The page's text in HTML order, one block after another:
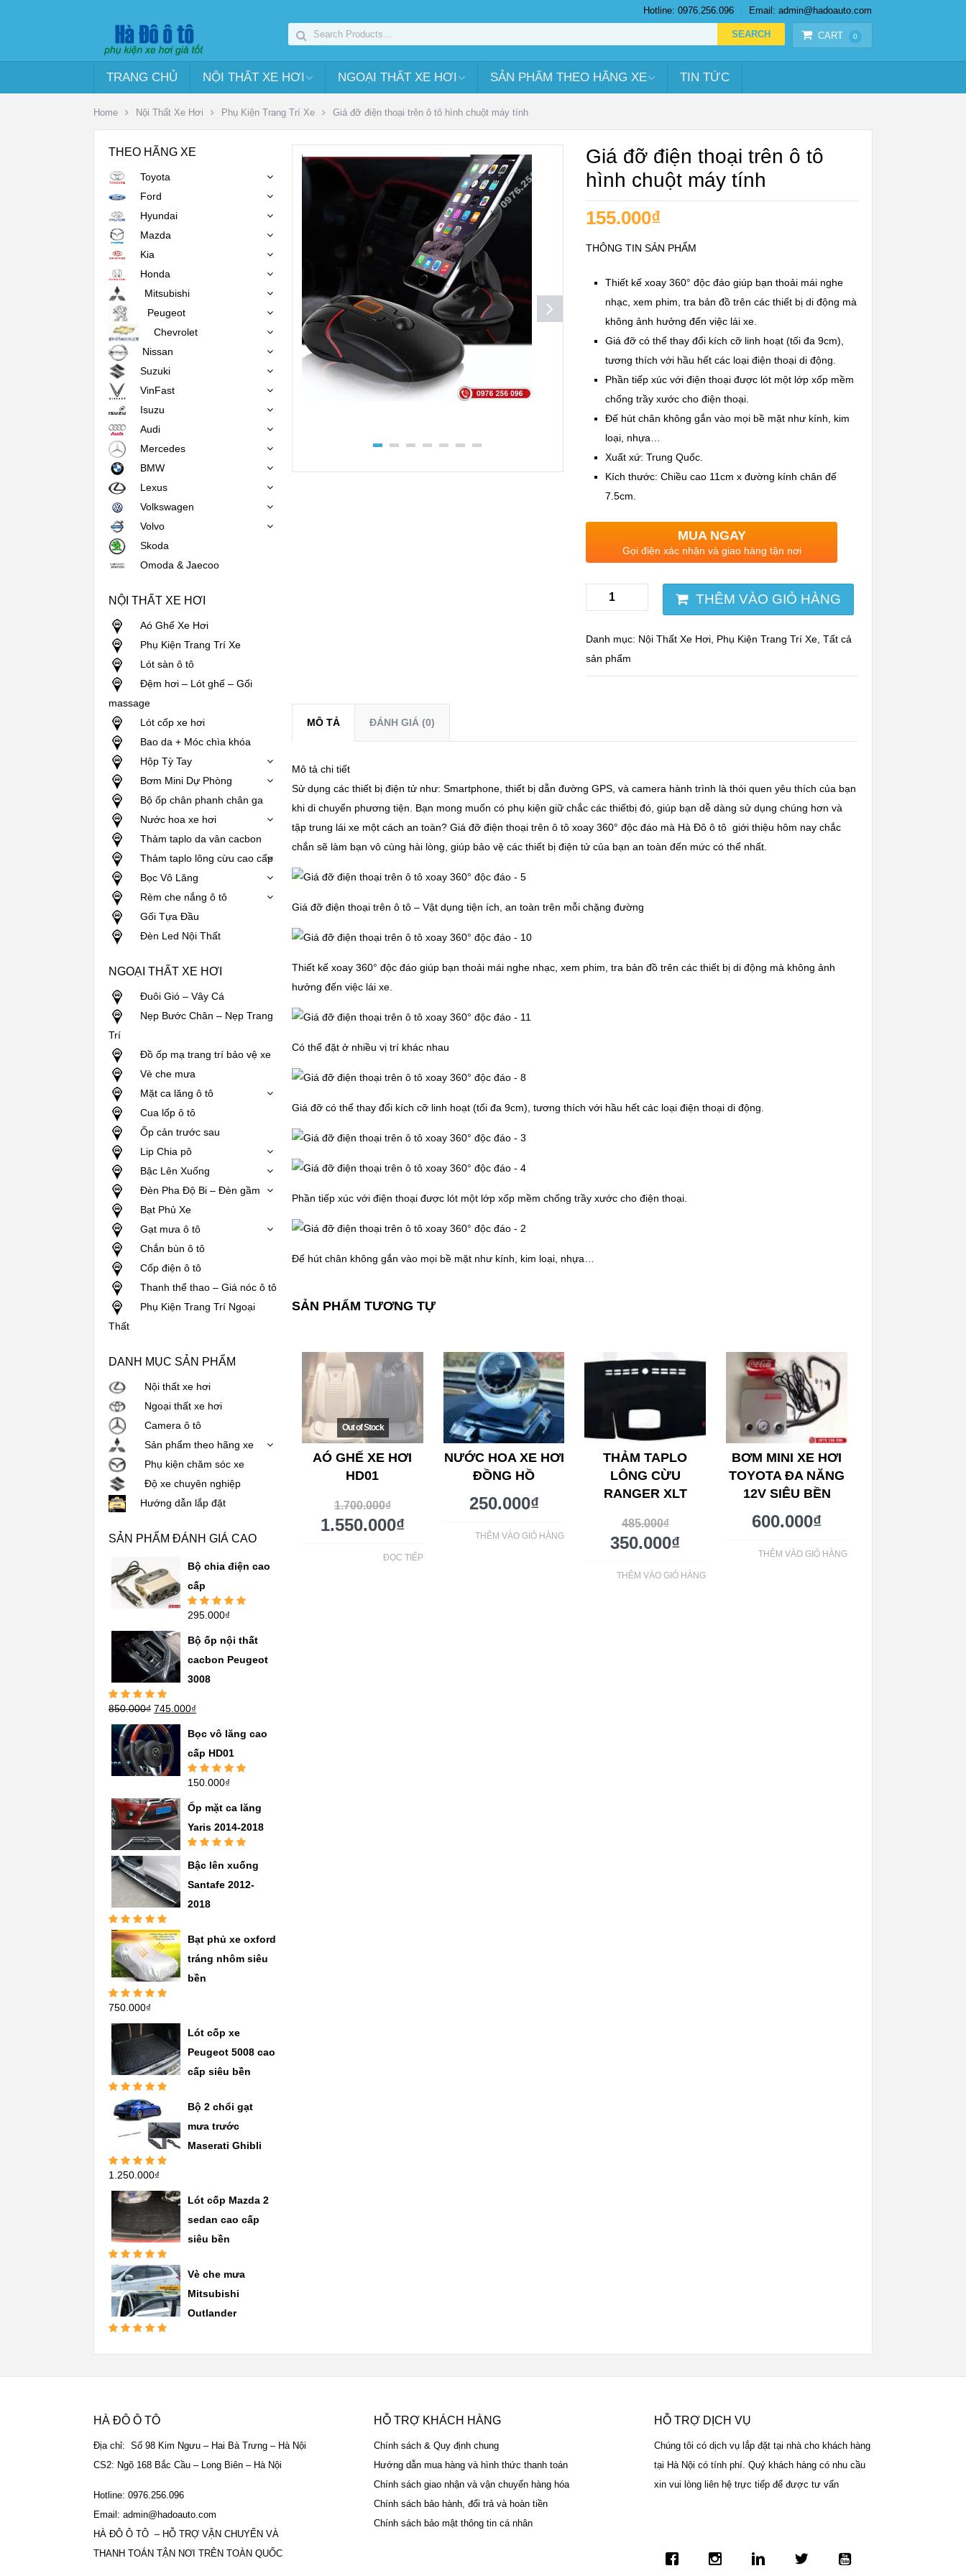
Hotline: 0976.256.096 Email: admin@hadoauto.com
CART 0
TRANG CHỦ NỘI THẤT XE HƠI NGOẠI THẤT XE HƠI SẢN PHẨM THEO HÃNG XE TIN TỨC
Home Nội Thất Xe Hơi Phụ Kiện Trang Trí Xe Giá đỡ điện thoại trên ô tô hình chuột máy tính
Giá đỡ điện thoại trên ô tô
hình chuột máy tính
155.000₫
THÔNG TIN SẢN PHẨM
Thiết kế xoay 360° độc đáo giúp bạn thoải mái nghe
nhạc, xem phim, tra bản đồ trên các thiết bị di động mà
không ảnh hưởng đến việc lái xe.
Giá đỡ có thể thay đổi kích cỡ linh hoạt (tối đa 9cm),
tương thích với hầu hết các loại điện thoại di động.
Phần tiếp xúc với điện thoại được lót một lớp xốp mềm
chống trầy xước cho điện thoại.
Đế hút chân không gắn vào mọi bề mặt như kính, kim
loại, nhựa…
Xuất xứ: Trung Quốc.
Kích thước: Chiều cao 11cm x đường kính chân đế
7.5cm.
MUA NGAY
Gọi điện xác nhận và giao hàng tận nơi
THÊM VÀO GIỎ HÀNG
Danh mục: Nội Thất Xe Hơi Phụ Kiện Trang Trí Xe ,Tất cả
sản phẩm
MÔ TẢ ĐÁNH GIÁ (0)
Mô tả chi tiết
Sử dụng các thiết bị điện tử như: Smartphone, thiết bị dẫn đường GPS, và camera hành trình là thói quen yêu thích của bạn
khi di chuyển phương tiện. Bạn mong muốn có phụ kiện giữ chắc các thiếtbị đó, giúp bạn dễ dàng sử dụng chúng hơn và
tập trung lái xe một cách an toàn? Giá đỡ điện thoại trên ô tô xoay 360° độc đáo mà Hà Đô ô tôgiới thiệu hôm nay chắc
chắn sẽ làm bạn vô cùng hài lòng, giúp bảo vệ các thiết bị điện tử của bạn an toàn đến mức có thể nhất.
Giá đỡ điện thoại trên ô tô – Vật dụng tiện ích, an toàn trên mỗi chặng đường
Thiết kế xoay 360° độc đáo giúp bạn thoải mái nghe nhạc, xem phim, tra bản đồ trên các thiết bị di động mà không ảnh
hưởng đến việc lái xe.
Có thể đặt ở nhiều vị trí khác nhau
Giá đỡ có thể thay đổi kích cỡ linh hoạt (tối đa 9cm), tương thích với hầu hết các loại điện thoại di động.
Phần tiếp xúc với điện thoại được lót một lớp xốp mềm chống trầy xước cho điện thoại.
Đế hút chân không gắn vào mọi bề mặt như kính, kim loại, nhựa…
SẢN PHẨM TƯƠNG TỰ
AÓ GHẾ XE HƠI
HD01
1.700.000₫
1.550.000₫
ĐỌC TIẾP
NƯỚC HOA XE HƠI
ĐỒNG HỒ
250.000₫
THÊM VÀO GIỎ HÀNG
THẢM TAPLO
LÔNG CỪU
RANGER XLT
485.000₫
350.000₫
THÊM VÀO GIỎ HÀNG
BƠM MINI XE HƠI
TOYOTA ĐA NĂNG
12V SIÊU BỀN
600.000₫
THÊM VÀO GIỎ HÀNG
THEO HÃNG XE
Toyota
Ford
Hyundai
Mazda
Kia
Honda
Mitsubishi
Peugeot
Chevrolet
Nissan
Suzuki
VinFast
Isuzu
Audi
Mercedes
BMW
Lexus
Volkswagen
Volvo
Skoda
Omoda & Jaecoo
NỘI THẤT XE HƠI
Aó Ghế Xe Hơi
Phụ Kiện Trang Trí Xe
Lót sàn ô tô
Đệm hơi – Lót ghế – Gối
massage
Lót cốp xe hơi
Bao da + Móc chìa khóa
Hộp Tỳ Tay
Bơm Mini Dự Phòng
Bộ ốp chân phanh chân ga
Nước hoa xe hơi
Thảm taplo da vân cacbon
Thảm taplo lông cừu cao cấp
Bọc Vô Lăng
Rèm che nắng ô tô
Gối Tựa Đầu
Đèn Led Nội Thất
NGOẠI THẤT XE HƠI
Đuôi Gió – Vây Cá
Nẹp Bước Chân – Nẹp Trang
Trí
Đồ ốp mạ trang trí bảo vệ xe
Vè che mưa
Mặt ca lăng ô tô
Cua lốp ô tô
Ốp cản trước sau
Lip Chia pô
Bậc Lên Xuống
Đèn Pha Độ Bi – Đèn gầm
Bạt Phủ Xe
Gạt mưa ô tô
Chắn bùn ô tô
Cốp điện ô tô
Thanh thể thao – Giá nóc ô tô
Phụ Kiện Trang Trí Ngoại
Thất
DANH MỤC SẢN PHẨM
Nội thất xe hơi
Ngoại thất xe hơi
Camera ô tô
Sản phẩm theo hãng xe
Phụ kiện chăm sóc xe
Độ xe chuyên nghiệp
Hướng dẫn lắp đặt
SẢN PHẨM ĐÁNH GIÁ CAO
Bộ chia điện cao
cấp
Được xếp
sao
295.000₫
Bộ ốp nội thất
cacbon Peugeot
3008
Được xếp
sao
850.000₫ 745.000₫
Bọc vô lăng cao
cấp HD01
Được xếp
sao
150.000₫
Ốp mặt ca lăng
Yaris 2014-2018
hạng5.005
Bậc lên xuống
Santafe 2012-
2018
Được xếp
hạng5.005
sao
Bạt phủ xe oxford
tráng nhôm siêu
bền
Được xếp
sao
750.000₫
Lót cốp xe
Peugeot 5008 cao
cấp siêu bền
Được xếp
hạng5.005
sao
Bộ 2 chổi gạt
mưa trước
Maserati Ghibli
Được xếp
sao
1.250.000₫
Lót cốp Mazda 2
sedan cao cấp
siêu bền
Được xếp
hạng5.005
sao
Vè che mưa
Mitsubishi
Outlander
hạng5.005
HÀ ĐÔ Ô TÔ
Địa chỉ: Số 98 Kim Ngưu – Hai Bà Trưng – Hà Nội
CS2: Ngõ 168 Bắc Cầu – Long Biên – Hà Nội
Hotline: 0976.256.096
Email: admin@hadoauto.com
HÀ ĐÔ Ô TÔ – HỖ TRỢ VẬN CHUYỂN VÀ
THANH TOÁN TẬN NƠI TRÊN TOÀN QUỐC
HỖ TRỢ KHÁCH HÀNG
Chính sách & Quy định chung
Hướng dẫn mua hàng và hình thức thanh toán
Chính sách giao nhận và vận chuyển hàng hóa
Chính sách bảo hành, đổi trả và hoàn tiền
Chính sách bảo mật thông tin cá nhân
HỖ TRỢ DỊCH VỤ
Chúng tôi có dịch vụ lắp đặt tại nhà cho khách hàng
tại Hà Nội có tính phí. Quý khách hàng có nhu cầu
xin vui lòng liên hệ trực tiếp để được tư vấn